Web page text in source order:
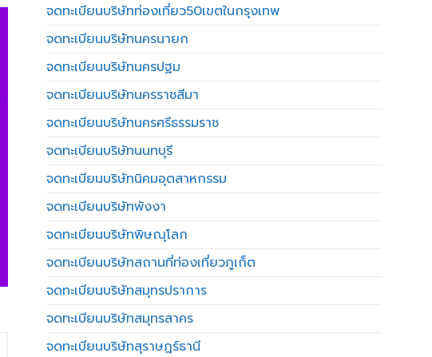
จดทะเบียนบริษัทท่องเที่ยว50เขตในกรุงเทพ
จดทะเบียนบริษัทนครนายก
จดทะเบียนบริษัทนครปฐม
จดทะเบียนบริษัทนครราชสีมา
จดทะเบียนบริษัทนครศรีธรรมราช
จดทะเบียนบริษัทนนทบุรี
จดทะเบียนบริษัทนิคมอุตสาหกรรม
จดทะเบียนบริษัทพังงา
จดทะเบียนบริษัทพิษณุโลก
จดทะเบียนบริษัทสถานที่ท่องเที่ยวภูเก็ต
จดทะเบียนบริษัทสมุทรปราการ
จดทะเบียนบริษัทสมุทรสาคร
จดทะเบียนบริษัทสุราษฎร์ธานี